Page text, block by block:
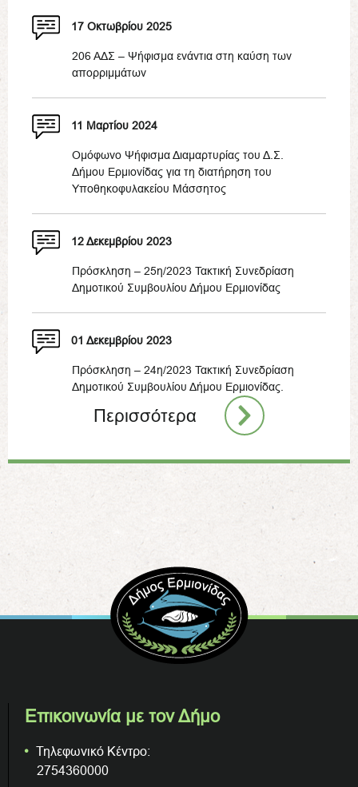
17 Οκτωβρίου 2025
206 ΑΔΣ – Ψήφισμα ενάντια στη καύση των
απορριμμάτων
11 Μαρτίου 2024
Ομόφωνο Ψήφισμα Διαμαρτυρίας του Δ.Σ.
Δήμου Ερμιονίδας για τη διατήρηση του
Υποθηκοφυλακείου Μάσσητος
12 Δεκεμβρίου 2023
Πρόσκληση – 25η/2023 Τακτική Συνεδρίαση
Δημοτικού Συμβουλίου Δήμου Ερμιονίδας
01 Δεκεμβρίου 2023
Πρόσκληση – 24η/2023 Τακτική Συνεδρίαση
Δημοτικού Συμβουλίου Δήμου Ερμιονίδας.
Περισσότερα
Επικοινωνία με τον Δήμο
Τηλεφωνικό Κέντρο:
2754360000